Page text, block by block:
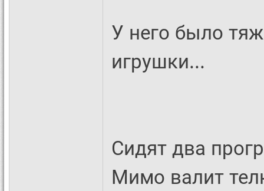
У него было
игрушки...
Сидят два
Мимо валит